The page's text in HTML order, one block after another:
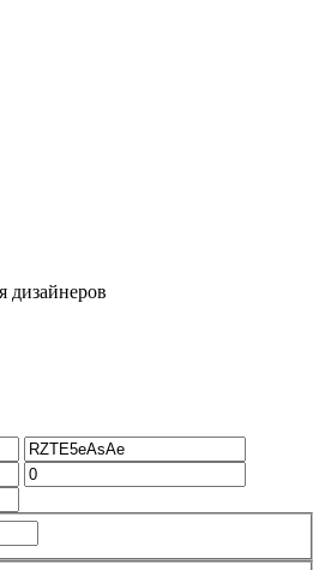
дизайнеров